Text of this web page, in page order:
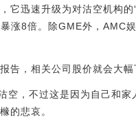
它迅速升级为对沽空机构
涨8倍。除GME外，AMC
告，相关公司股价就会大幅
，不过这是因为自己和
的悲哀。